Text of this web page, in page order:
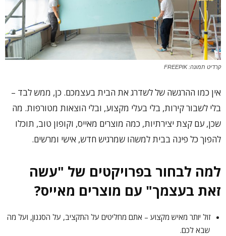
קרדיט תמונה: FREEPIK
אין כמו ההרגשה של לשדרג את הבית בעצמכם. כן, ממש לבד –
בלי לשבור קירות, בלי בעלי מקצוע, ובלי הוצאות מטורפות. מה
שכן, עם קצת יצירתיות, כמה מוצרים מאייס, וקופון טוב, תוכלו
להפוך כל פינה בבית למשהו שמרגיש חדש, אישי ומרשים.
למה לבחור בפרויקטים של "עשה
זאת בעצמך" עם מוצרים מאייס?
זול יותר מאיש מקצוע – אתם מחליטים על התקציב, על הסגנון, ועל מה
שבא לכם.